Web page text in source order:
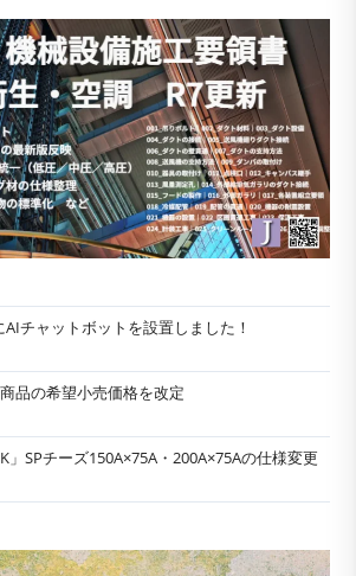
AIチャットボットを設置しました！
品の希望小売価格を改定
」SPチーズ150A×75A・200A×75Aの仕様変更